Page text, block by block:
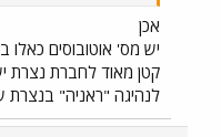
אכן
יש מס' אוטובוסים כאלו
קטן מאוד לחברת נצרת
לנהיגה "ראניה"